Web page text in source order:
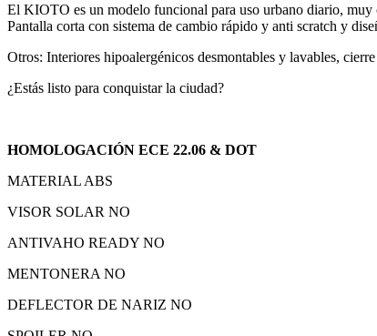
El KIOTO es un modelo funcional para uso urbano diario,
Pantalla corta con sistema de cambio rápido y anti scratch y
Otros: Interiores hipoalergénicos desmontables y lavables,
¿Estás listo para conquistar la ciudad?
HOMOLOGACIÓN ECE 22.06 & DOT
MATERIAL ABS
VISOR SOLAR NO
ANTIVAHO READY NO
MENTONERA NO
DEFLECTOR DE NARIZ NO